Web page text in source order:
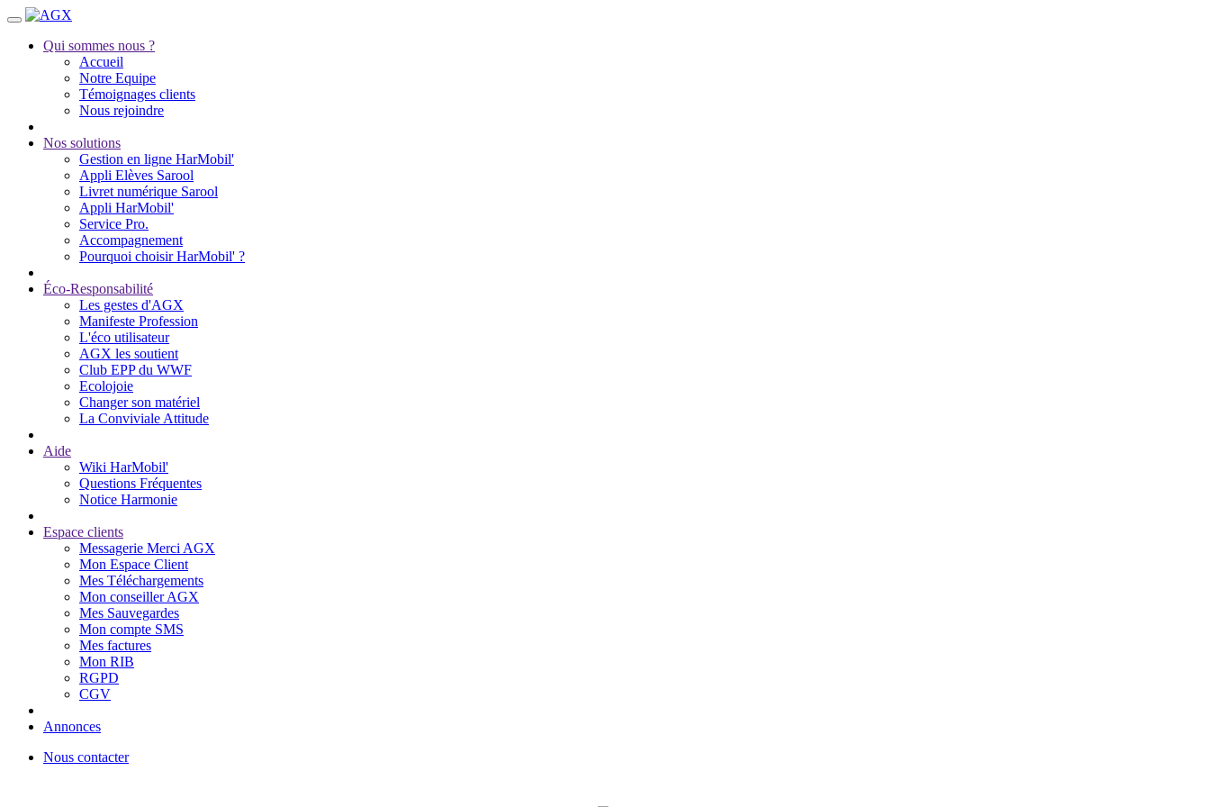
Qui sommes nous ?
Accueil
Notre Equipe
Témoignages clients
Nous rejoindre
Nos solutions
Gestion en ligne HarMobil'
Appli Elèves Sarool
Livret numérique Sarool
Appli HarMobil'
Service Pro.
Accompagnement
Pourquoi choisir HarMobil' ?
Éco-Responsabilité
Les gestes d'AGX
Manifeste Profession
L'éco utilisateur
AGX les soutient
Club EPP du WWF
Ecolojoie
Changer son matériel
La Conviviale Attitude
Aide
Wiki HarMobil'
Questions Fréquentes
Notice Harmonie
Espace clients
Messagerie Merci AGX
Mon Espace Client
Mes Téléchargements
Mon conseiller AGX
Mes Sauvegardes
Mon compte SMS
Mes factures
Mon RIB
RGPD
CGV
Annonces
Nous contacter